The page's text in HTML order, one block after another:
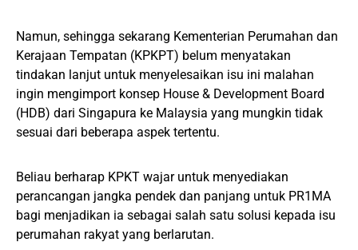
Namun, sehingga sekarang Kementerian Perumahan dan
Kerajaan Tempatan (KPKPT) belum menyatakan
tindakan lanjut untuk menyelesaikan isu ini malahan
ingin mengimport konsep House & Development Board
(HDB) dari Singapura ke Malaysia yang mungkin tidak
sesuai dari beberapa aspek tertentu.
Beliau berharap KPKT wajar untuk menyediakan
perancangan jangka pendek dan panjang untuk PR1MA
bagi menjadikan ia sebagai salah satu solusi kepada isu
perumahan rakyat yang berlarutan.